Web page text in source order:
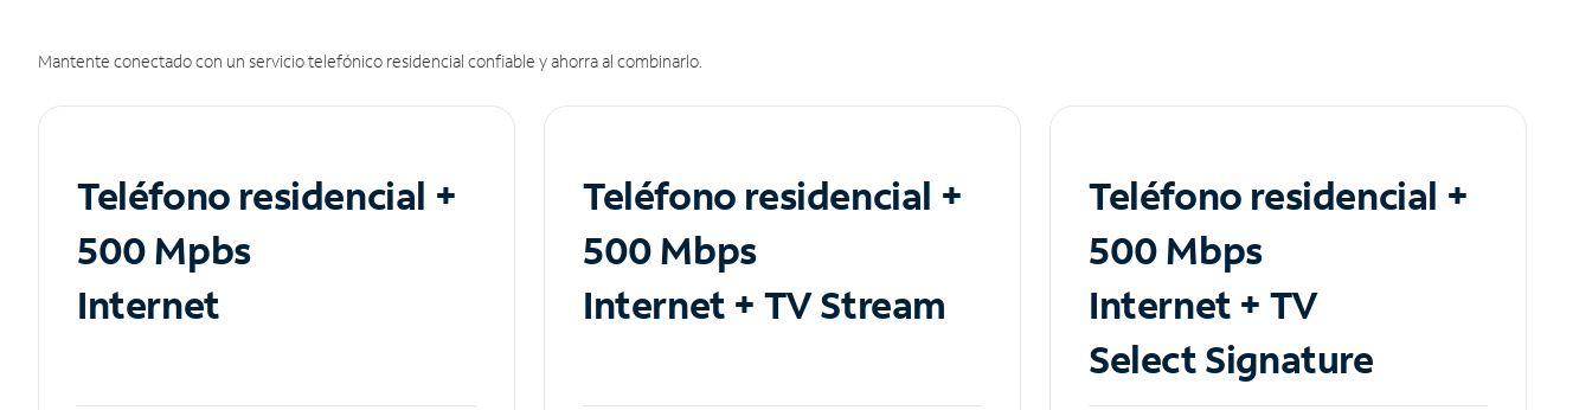
Mantente conectado con un servicio telefónico residencial confiable y ahorra al combinarlo.
Teléfono residencial +
500 Mpbs
Internet
Teléfono residencial +
500 Mbps
Internet + TV Stream
Teléfono residencial +
500 Mbps
Internet + TV
Select Signature